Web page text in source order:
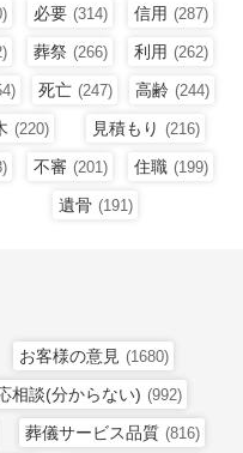
必要 (314) 信用 (287)
葬祭 (266) 利用 (262)
死亡 (247) 高齢 (244)
(220) 見積もり (216)
不審 (201) 住職 (199)
遺骨 (191)
お客様の意見 (1680)
相談(分からない) (992)
葬儀サービス品質 (816)